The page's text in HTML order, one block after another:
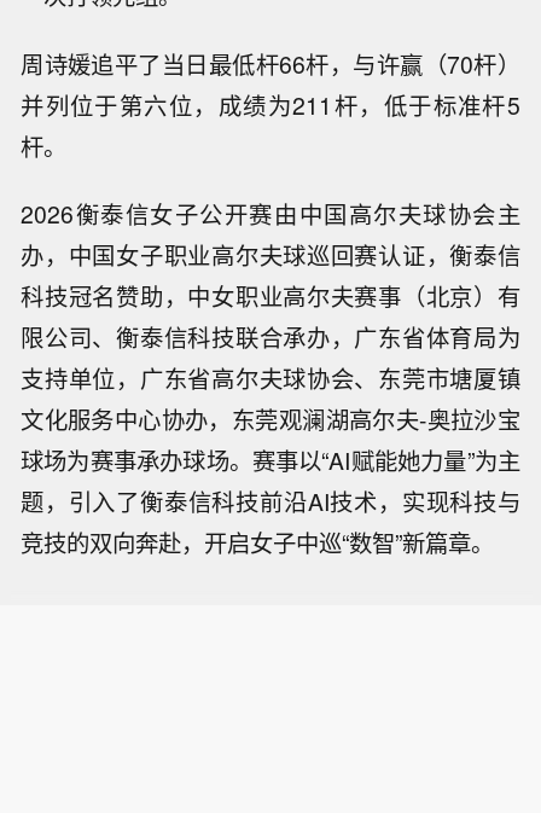
周诗媛追平了当日最低杆66杆，与许赢（70杆）
并列位于第六位，成绩为211杆，低于标准杆5
杆。
2026衡泰信女子公开赛由中国高尔夫球协会主
办，中国女子职业高尔夫球巡回赛认证，衡泰信
科技冠名赞助，中女职业高尔夫赛事（北京）有
限公司、衡泰信科技联合承办，广东省体育局为
支持单位，广东省高尔夫球协会、东莞市塘厦镇
文化服务中心协办，东莞观澜湖高尔夫-奥拉沙宝
球场为赛事承办球场。赛事以“AI赋能她力量”为主
题，引入了衡泰信科技前沿AI技术，实现科技与
竞技的双向奔赴，开启女子中巡“数智”新篇章。